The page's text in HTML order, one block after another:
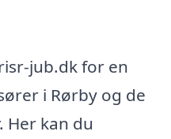
jub.dk for en
i Rørby og de
kan du